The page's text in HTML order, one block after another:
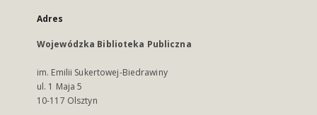
Adres
Wojewódzka Biblioteka Publiczna
im. Emilii Sukertowej-Biedrawiny
ul. 1 Maja 5
10-117 Olsztyn